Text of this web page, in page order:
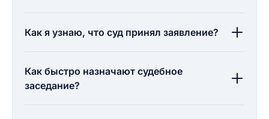
Как я узнаю, что суд принял заявление?
Как быстро назначают судебное
заседание?